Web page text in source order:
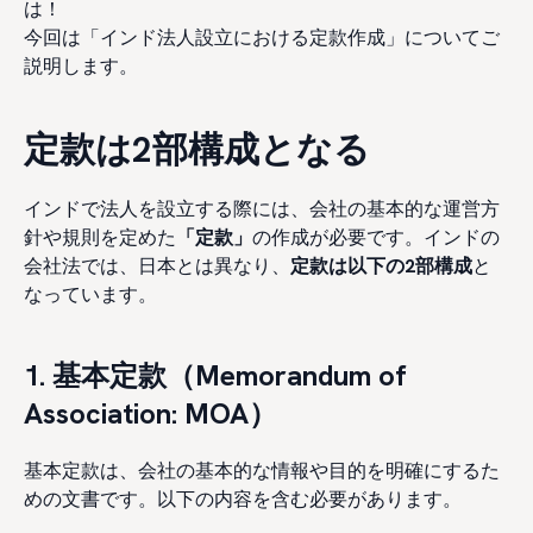
は！
今回は「インド法人設立における定款作成」についてご
説明します。
定款は2部構成となる
インドで法人を設立する際には、会社の基本的な運営方
針や規則を定めた 「定款」 の作成が必要です。インドの
会社法では、日本とは異なり、 定款は以下の2部構成と
なっています。
1. 基本定款（Memorandum of
Association: MOA）
基本定款は、会社の基本的な情報や目的を明確にするた
めの文書です。以下の内容を含む必要があります。